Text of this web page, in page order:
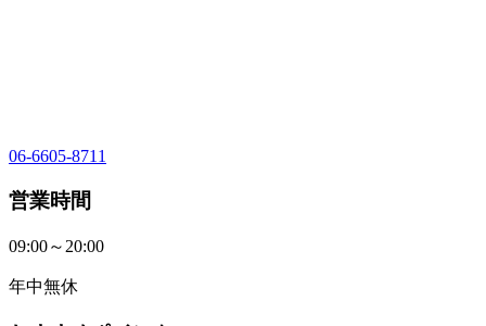
06-6605-8711
営業時間
09:00～20:00
年中無休